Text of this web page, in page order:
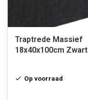
Traptrede Massief
18x40x100cm Zwart
Op voorraad